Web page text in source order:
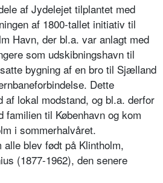
af Jydelejet tilplantet med
af 1800-tallet initiativ til
Havn, der bl.a. var anlagt med
som udskibningshavn til
bygning af en bro til Sjælland
Dette
af lokal modstand, og bl.a. derfor
familien til København og kom
i sommerhalvåret.
blev født på Klintholm,
(1877-1962), den senere